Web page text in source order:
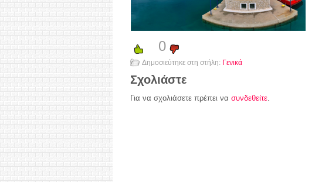
0
Δημοσιεύτηκε στη στήλη: Γενικά
Σχολιάστε
Για να σχολιάσετε πρέπει να συνδεθείτε.